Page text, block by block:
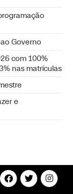
Governo
com 100%
nas matrículas
e